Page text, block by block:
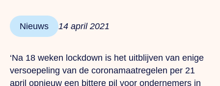
Nieuws 14 april 2021
‘Na 18 weken lockdown is het uitblijven van enige
versoepeling van de coronamaatregelen per 21
april opnieuw een bittere pil voor ondernemers in